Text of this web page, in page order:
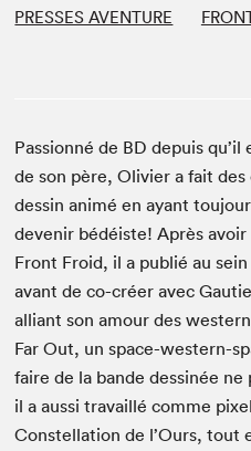
PRESSES AVENTURE
Passionné de BD depuis
de son père, Olivier a fait
dessin animé en ayant
devenir bédéiste! Après
Front Froid, il a publié au
avant de co-créer avec
alliant son amour des
Far Out, un space-western-
faire de la bande dessinée
il a aussi travaillé comme
Constellation de l’Ours, tout